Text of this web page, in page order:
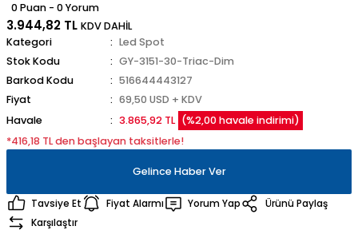
0 Puan - 0 Yorum
3.944,82 TL KDV DAHİL
Kategori
Led Spot
Stok Kodu
GY-3151-30-Triac-Dim
Barkod Kodu
516644443127
Fiyat
69,50 USD + KDV
Havale
3.865,92 TL (%2,00 havale indirimi)
*416,18 TL den başlayan taksitlerle!
Gelince Haber Ver
Tavsiye Et Fiyat Alarmı Yorum Yap
Ürünü Paylaş
Karşılaştır